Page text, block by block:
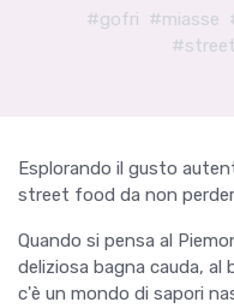
#gofri #miasse
Esplorando il gusto
street food da non
Quando si pensa al
deliziosa bagna cauda,
c'è un mondo di sapori